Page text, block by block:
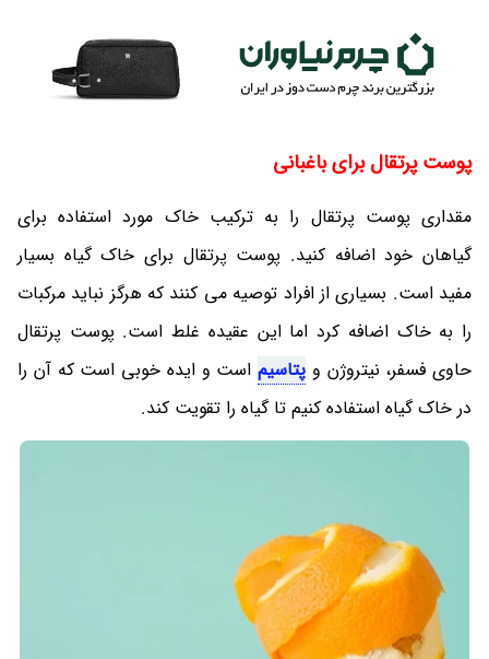
پوست پرتقال برای باغبانی
مقداری پوست پرتقال را به ترکیب خاک مورد استفاده برای
گیاهان خود اضافه کنید. پوست پرتقال برای خاک گیاه بسیار
مفید است. بسیاری از افراد توصیه می کنند که هرگز نباید مرکبات
را به خاک اضافه کرد اما این عقیده غلط است. پوست پرتقال
حاوی فسفر، نیتروژن و پتاسیم است و ایده خوبی است که آن را
در خاک گیاه استفاده کنیم تا گیاه را تقویت کند.